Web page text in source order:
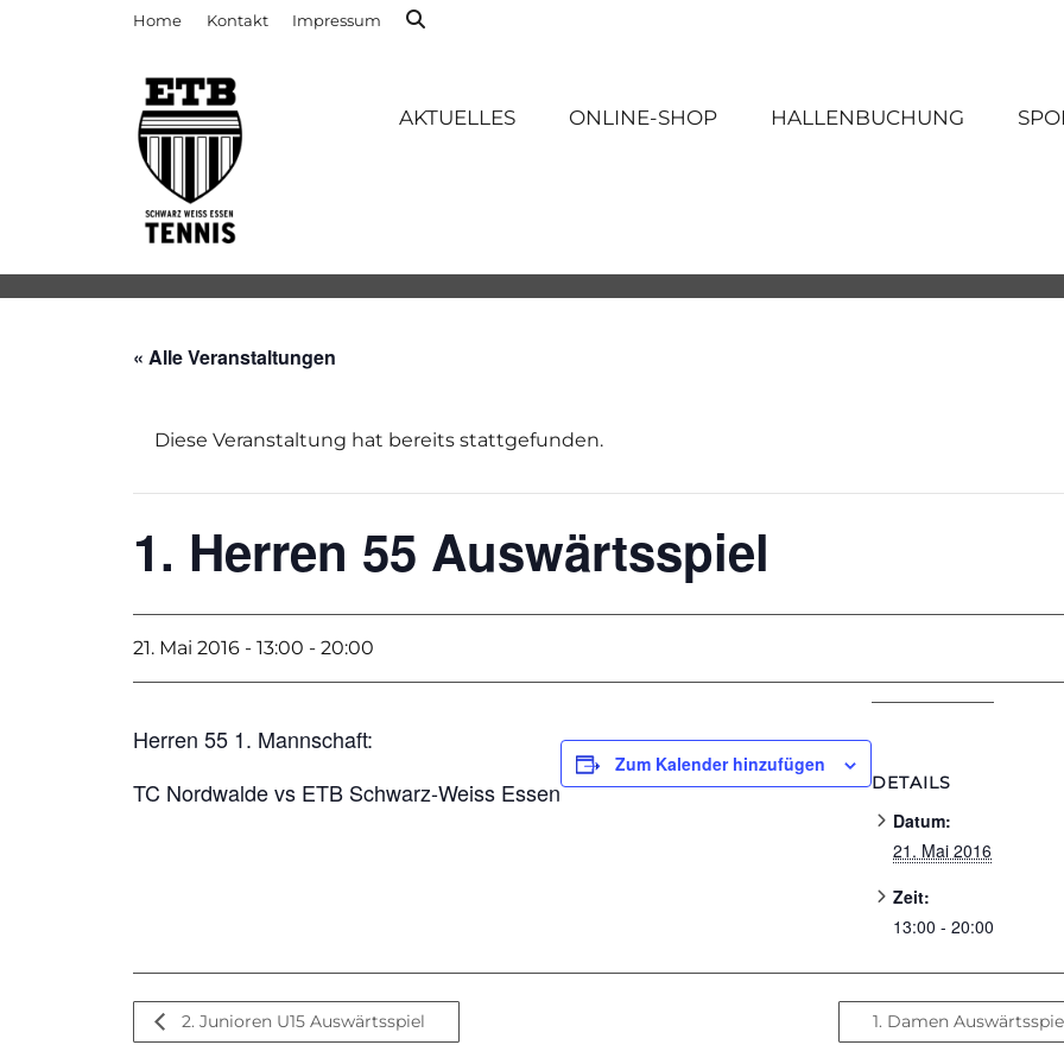
Home Kontakt Impressum
AKTUELLES ONLINE-SHOP HALLENBUCHUNG
« Alle Veranstaltungen
Diese Veranstaltung hat bereits stattgefunden.
1. Herren 55 Auswärtsspiel
21. Mai 2016 - 13:00 - 20:00
Herren 55 1. Mannschaft:
TC Nordwalde vs ETB Schwarz-Weiss Essen
Zum Kalender hinzufügen
DETAILS
Datum:
21. Mai 2016
Zeit:
13:00 - 20:00
2. Junioren U15 Auswärtsspiel 1. Damen